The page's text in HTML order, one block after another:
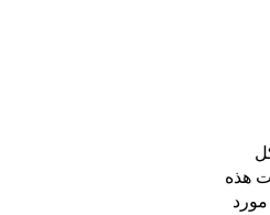
هذه
مورد